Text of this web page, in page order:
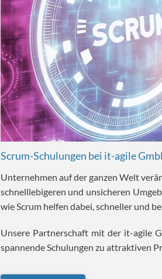
Scrum-Schulungen bei it-agile
Unternehmen auf der ganzen Welt
schnelllebigeren und unsicheren
wie Scrum helfen dabei, schneller und
Unsere Partnerschaft mit der it-agile
spannende Schulungen zu attraktiven